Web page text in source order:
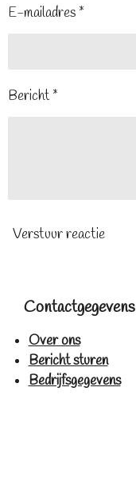
E-mailadres *
Bericht *
Verstuur reactie
Contactgegevens
Over ons
Bericht sturen
Bedrijfsgegevens